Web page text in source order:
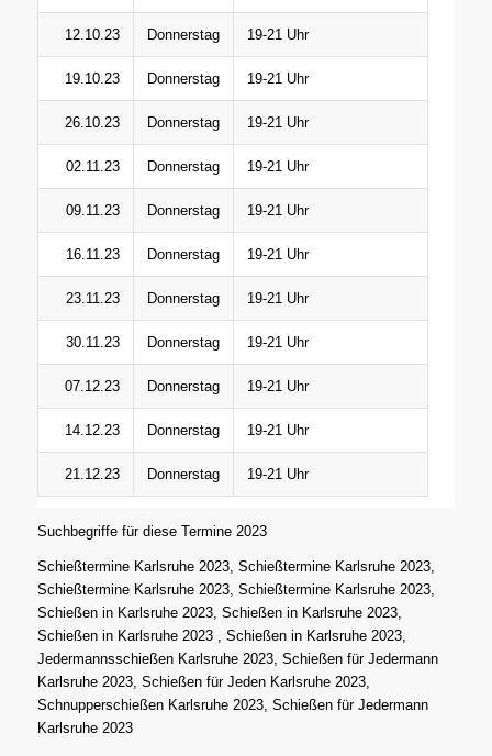
12.10.23 Donnerstag 19-21 Uhr
19.10.23 Donnerstag 19-21 Uhr
26.10.23 Donnerstag 19-21 Uhr
02.11.23 Donnerstag 19-21 Uhr
09.11.23 Donnerstag 19-21 Uhr
16.11.23 Donnerstag 19-21 Uhr
23.11.23 Donnerstag 19-21 Uhr
30.11.23 Donnerstag 19-21 Uhr
07.12.23 Donnerstag 19-21 Uhr
14.12.23 Donnerstag 19-21 Uhr
21.12.23 Donnerstag 19-21 Uhr
Suchbegriffe für diese Termine 2023
Schießtermine Karlsruhe 2023, Schießtermine Karlsruhe 2023,
Schießtermine Karlsruhe 2023, Schießtermine Karlsruhe 2023,
Schießen in Karlsruhe 2023, Schießen in Karlsruhe 2023,
Schießen in Karlsruhe 2023 , Schießen in Karlsruhe 2023,
Jedermannsschießen Karlsruhe 2023, Schießen für Jedermann
Karlsruhe 2023, Schießen für Jeden Karlsruhe 2023,
Schnupperschießen Karlsruhe 2023, Schießen für Jedermann
Karlsruhe 2023